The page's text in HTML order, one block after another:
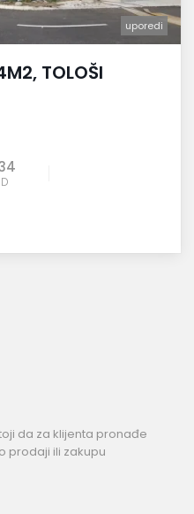
uporedi
TOLOŠI
da za klijenta pronađe
prodaji ili zakupu